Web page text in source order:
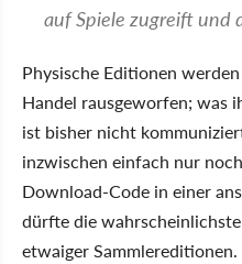
auf Spiele zugreift und
Physische Editionen
Handel rausgeworfen; was
ist bisher nicht
inzwischen einfach nur
Download-Code in einer
dürfte die
etwaiger Sammlereditionen.